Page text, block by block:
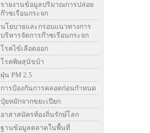
รายงานข้อมูลปริมาณการปล่อย
ก๊าซเรือนกระจก
นโยบายและกรอบแนวทางการ
บริหารจัดการก๊าซเรือนกระจก
โรคไข้เลือดออก
โรคพิษสุนัขบ้า
ฝุ่น PM 2.5
การป้องกันการคลอดก่อนกำหนด
ปุ๋ยหมักจากขยะเปียก
อาสาสมัครท้องถิ่นรักษ์โลก
ฐานข้อมูลตลาดในพื้นที่